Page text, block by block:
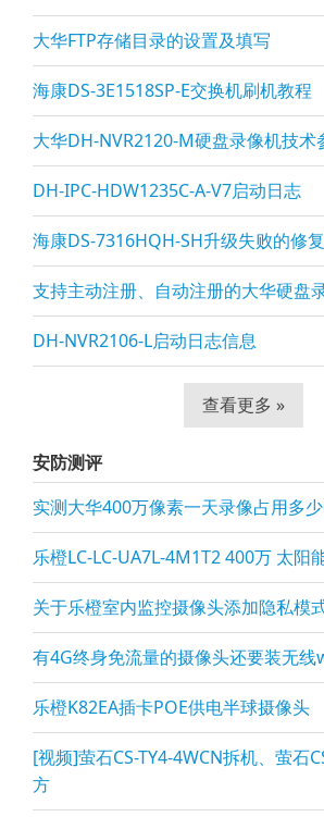
大华FTP存储目录的设置及填写
海康DS-3E1518SP-E交换机刷机教程
大华DH-NVR2120-M硬盘录像机技术
DH-IPC-HDW1235C-A-V7启动日志
海康DS-7316HQH-SH升级失败的修
支持主动注册、自动注册的大华硬盘
DH-NVR2106-L启动日志信息
查看更多 »
安防测评
实测大华400万像素一天录像占用多
乐橙LC-LC-UA7L-4M1T2 400万 太阳
关于乐橙室内监控摄像头添加隐私模
有4G终身免流量的摄像头还要装无
乐橙K82EA插卡POE供电半球摄像头
[视频]萤石CS-TY4-4WCN拆机、萤石
方